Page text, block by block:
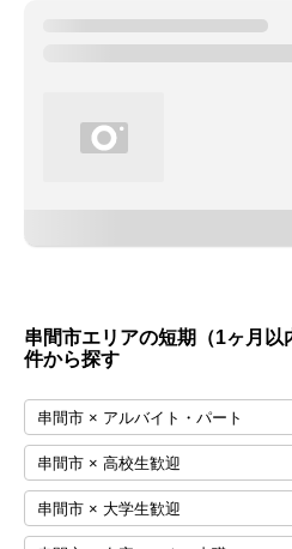
串間市エリアの短期（1ヶ月
件から探す
串間市 × アルバイト・パート
串間市 × 高校生歓迎
串間市 × 大学生歓迎